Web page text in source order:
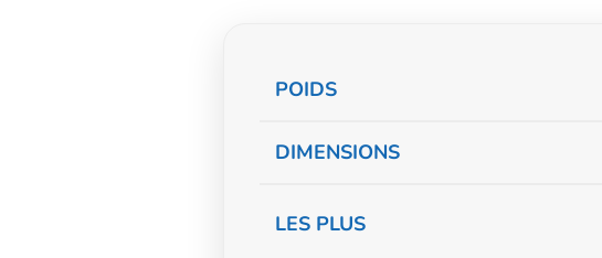
Informations
POIDS
DIMENSIONS
LES PLUS